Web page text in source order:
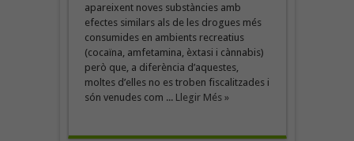
apareixent noves substàncies amb
efectes similars als de les drogues més
consumides en ambients recreatius
(cocaïna, amfetamina, èxtasi i cànnabis)
però que, a diferència d’aquestes,
moltes d’elles no es troben fiscalitzades i
són venudes com ... Llegir Més »